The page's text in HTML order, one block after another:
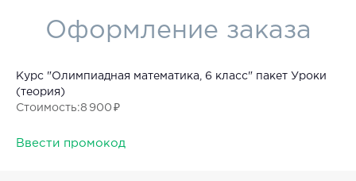
Оформление заказа
Курс "Олимпиадная математика, 6 класс" пакет Уроки
(теория)
Стоимость:8 900 ₽
Ввести промокод